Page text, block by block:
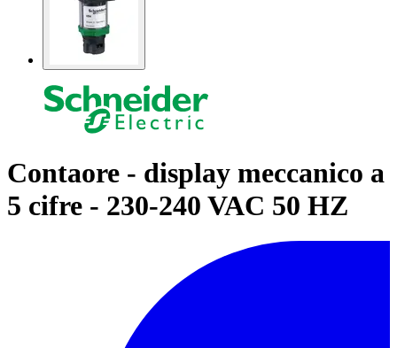
Contaore - display meccanico a
5 cifre - 230-240 VAC 50 HZ